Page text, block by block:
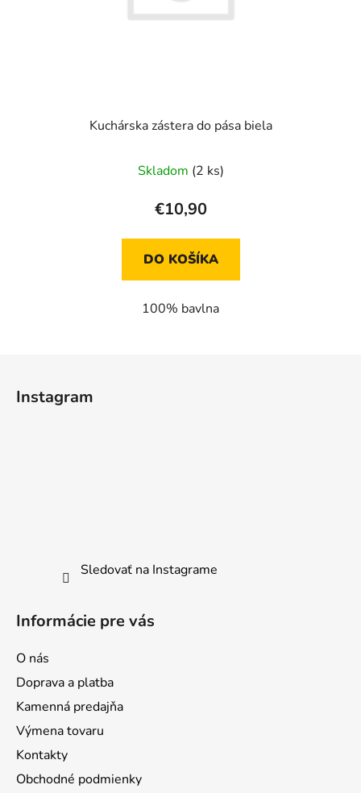
Kuchárska zástera do pása biela
Skladom (2 ks)
€10,90
DO KOŠÍKA
100% bavlna
Instagram
Sledovať na Instagrame
Informácie pre vás
O nás
Doprava a platba
Kamenná predajňa
Výmena tovaru
Kontakty
Obchodné podmienky